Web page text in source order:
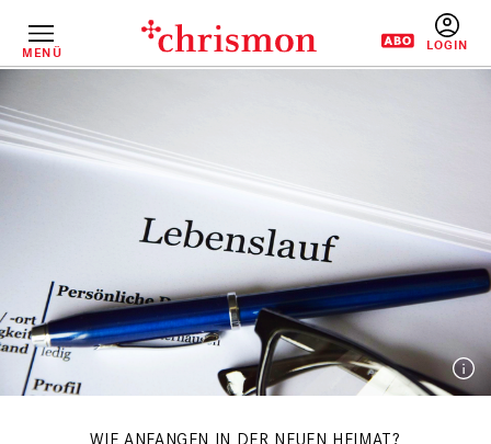
InhaltMENÜ
WIE ANFANGEN IN DER NEUEN HEIMAT?